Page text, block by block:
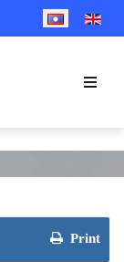
SELECT YOUR
Print